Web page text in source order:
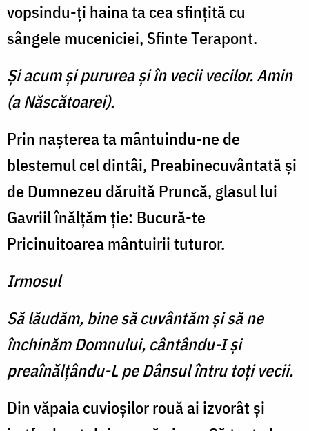
vopsindu-ţi haina ta cea sfinţită cu
sângele muceniciei, Sfinte Terapont.
Şi acum şi pururea şi în vecii vecilor. Amin
(a Născătoarei).
Prin naşterea ta mântuindu-ne de
blestemul cel dintâi, Preabinecuvântată şi
de Dumnezeu dăruită Pruncă, glasul lui
Gavriil înălţăm ţie: Bucură-te
Pricinuitoarea mântuirii tuturor.
Irmosul
Să lăudăm, bine să cuvântăm şi să ne
închinăm Domnului, cântându-I şi
preaînălţându-L pe Dânsul întru toţi vecii.
Din văpaia cuvioşilor rouă ai izvorât şi